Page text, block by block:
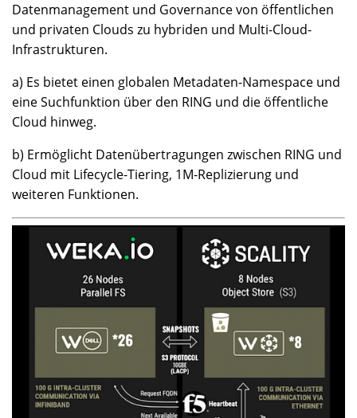
Datenmanagement und Governance von öffentlichen
und privaten Clouds zu hybriden und Multi-Cloud-
Infrastrukturen.
a) Es bietet einen globalen Metadaten-Namespace und
eine Suchfunktion über den RING und die öffentliche
Cloud hinweg.
b) Ermöglicht Datenübertragungen zwischen RING und
Cloud mit Lifecycle-Tiering, 1M-Replizierung und
weiteren Funktionen.